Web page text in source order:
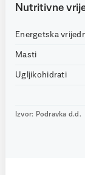
Nutritivne
Energetska
Masti
Ugljikohidrati
Izvor: Podravka d.d.